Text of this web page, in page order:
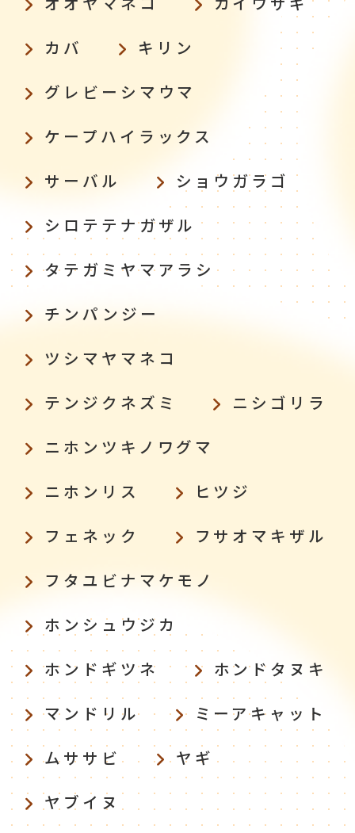
カバ
キリン
グレビーシマウマ
ケープハイラックス
サーバル
ショウガラゴ
シロテテナガザル
タテガミヤマアラシ
チンパンジー
ツシマヤマネコ
テンジクネズミ
ニシゴリラ
ニホンツキノワグマ
ニホンリス
ヒツジ
フェネック
フサオマキザル
フタユビナマケモノ
ホンシュウジカ
ホンドギツネ
ホンドタヌキ
マンドリル
ミーアキャット
ムササビ
ヤギ
ヤブイヌ